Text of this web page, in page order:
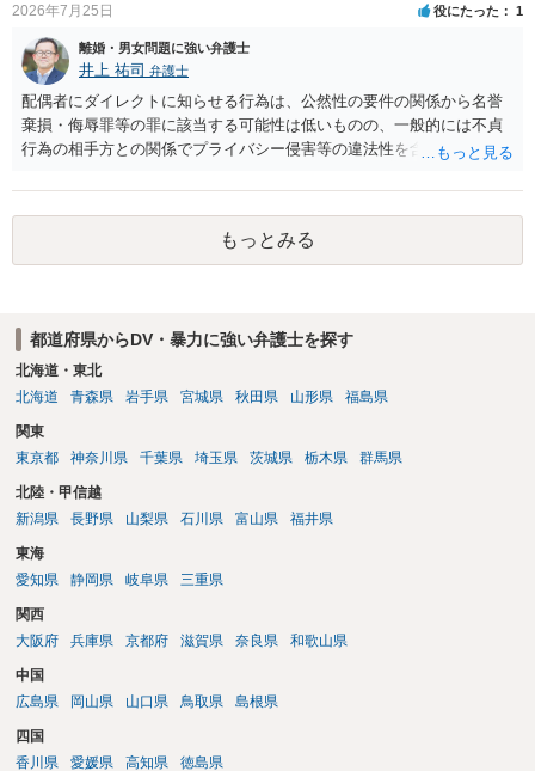
2026年7月25日 役にたった 1
離婚・男女問題に強い弁護士
井上 祐司 弁護士
配偶者にダイレクトに知らせる行為は、公然性の要件の関係から名誉
棄損・侮辱罪等の罪に該当する可能性は低いものの、一般的には不貞
行為の相手方との関係でプライバシー侵害等の違法性を含む行為で
ため、弁護士としては推奨しないことが一般的かと思います。
もっとみる
都道府県からDV・暴力に強い弁護士を探す
北海道・東北
北海道
青森県 岩手県 宮城県 秋田県 山形県 福島県
関東
東京都
神奈川県 千葉県 埼玉県 茨城県 栃木県 群馬県
北陸・甲信越
新潟県
長野県 山梨県 石川県 富山県 福井県
東海
愛知県
静岡県 岐阜県 三重県
関西
大阪府
兵庫県 京都府 滋賀県 奈良県 和歌山県
中国
広島県
岡山県 山口県 鳥取県 島根県
四国
香川県
愛媛県 高知県 徳島県